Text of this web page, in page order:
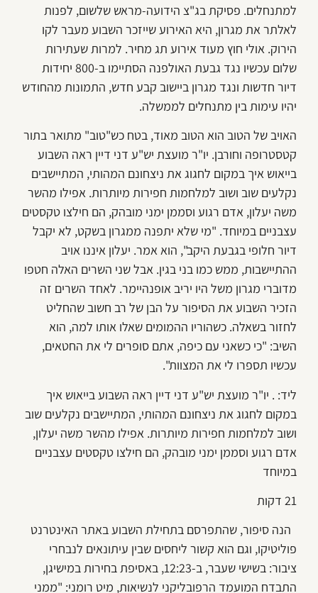
למתנחלים. פסיקת בג"צ הידועה-מראש שלשום, לפנות
לאלתר את מגרון, היא האירוע שייזכר השבוע מעבר לקו
הירוק. אולי חוץ מעוד אירוע תג מחיר. למרות שעתירות
שלום עכשיו נגד גבעת האולפנה הסתיימו ב-800 יחידות
דיור חדשות ונגד מגרון ביישוב קבע חדש, התמונות מהחודש
יהיו עימות בין מתנחלים לממשלה.
האויב של הטוב הוא הטוב מאוד, בטח כש"טוב" מתואר בתור
קטסטרופה וחורבן. יו"ר מועצת יש"ע דני דיין ראה השבוע
בייאוש איך במקום לחגוג את ניצחונם המהותי, המתיישבים
נקלעים שוב ושוב למלחמות חפירות מיותרות. אפילו מהשר
משה יעלון, אדם רגוע וסממן ימני מובהק, הם חילצו טקסטים
עצבניים במיוחד. "מי שלא יתפנה ממגרון בשקט, לא יקבל
דיור חלופי בגבעת היקב", הוא אמר. יעלון איננו אויב
ההתיישבות, ממש כמו בני בגין. אבל שני השרים האלה חטפו
מדוברי מגרון משל היו יריב אופנהיימר. לאחד השרים זה
הזכיר השבוע את הסיפור על הבן של רב חשוב שהחליט
לחזור בשאלה. כשהוריו ההמומים שאלו אותו למה, הוא
השיב: "כי כשאני עם כיפה, אתם סופרים לי את החטאים,
עכשיו תספרו לי את המצוות".
ליד: . יו"ר מועצת יש"ע דני דיין ראה השבוע בייאוש איך
במקום לחגוג את ניצחונם המהותי, המתיישבים נקלעים שוב
ושוב למלחמות חפירות מיותרות. אפילו מהשר משה יעלון,
אדם רגוע וסממן ימני מובהק, הם חילצו טקסטים עצבניים
במיוחד
21 דקות
הנה סיפור, שהתפרסם בתחילת השבוע באתר האינטרנט
פוליטיקו, וגם הוא קשור ליחסים שבין עיתונאים לנבחרי
ציבור: בשישי שעבר, ב-12:23, באסיפת בחירות במישיגן,
התבדח המועמד הרפובליקני לנשיאות, מיט רומני: "ממני